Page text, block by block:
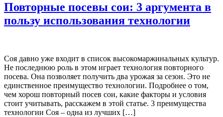
Повторные посевы сои: 3 аргумента в
пользу использования технологии
Соя давно уже входит в список высокомаржинальных культур.
Не последнюю роль в этом играет технология повторного
посева. Она позволяет получить два урожая за сезон. Это не
единственное преимущество технологии. Подробнее о том,
чем хорош повторный посев сои, какие факторы и условия
стоит учитывать, расскажем в этой статье. 3 преимущества
технологии Соя – одна из лучших […]